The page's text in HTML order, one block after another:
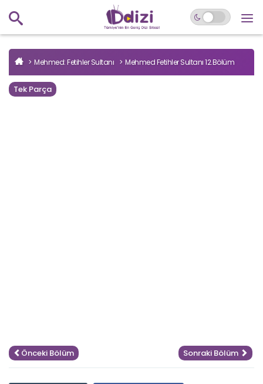
Mehmed: Fetihler Sultanı Mehmed Fetihler Sultanı 12.Bölüm
Tek Parça
Önceki Bölüm Sonraki Bölüm